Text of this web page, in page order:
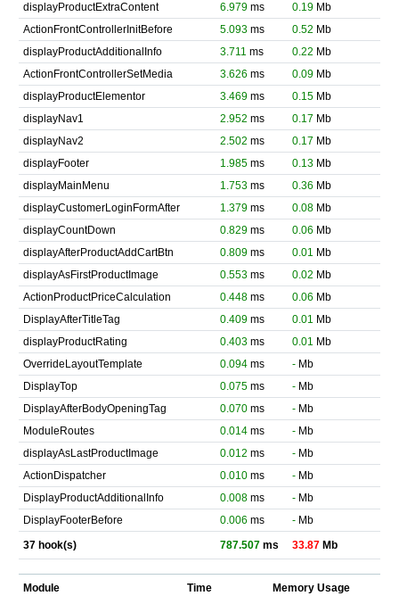
displayProductExtraContent
6.979ms 0.19Mb
ActionFrontControllerInitBefore
5.093ms 0.52 Mb
displayProductAdditionalInfo
3.711 ms 0.22 Mb
ActionFrontControllerSetMedia
3.626 ms 0.09Mb
displayProductElementor
3.469ms 0.15Mb
displayNav1
2.952 ms 0.17 Mb
displayNav2
2.502 ms 0.17 Mb
displayFooter
1.985ms 0.13Mb
displayMainMenu
1.753ms 0.36 Mb
displayCustomerLoginFormAfter
1.379ms 0.08Mb
displayCountDown
0.829ms 0.06 Mb
displayAfterProductAddCartBtn
0.809ms 0.01 Mb
displayAsFirstProductImage
0.553ms 0.02 Mb
ActionProductPriceCalculation
0.448ms 0.06 Mb
DisplayAfterTitleTag
0.409ms 0.01 Mb
displayProductRating
0.403ms 0.01 Mb
OverrideLayoutTemplate
0.094ms -Mb
DisplayTop
0.075ms -Mb
DisplayAfterBodyOpeningTag
0.070ms -Mb
ModuleRoutes
0.014ms -Mb
displayAsLastProductImage
0.012 ms -Mb
ActionDispatcher
0.010ms -Mb
DisplayProductAdditionalInfo
0.008ms -Mb
DisplayFooterBefore
0.006 ms -Mb
37 hook(s)
787.507ms 33.87Mb
Module Time
Memory Usage